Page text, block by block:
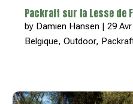
Packraft sur la Lesse de
by Damien Hansen |29
Belgique,Outdoor,